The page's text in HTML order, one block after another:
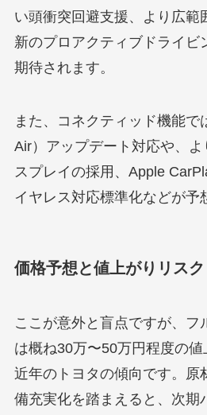
い頭衝突回避支援、より広範
新のプロアクティブドライビ
期待されます。
また、コネクティッド機能で
Air）アップデート対応や、
スプレイの採用、Apple
イヤレス対応標準化などが予
価格予想と値上がりリスク
ここが意外と盲点ですが、フ
は概ね30万〜50万円程度の
近年のトヨタの傾向です。原
備充実化を踏まえると、次期